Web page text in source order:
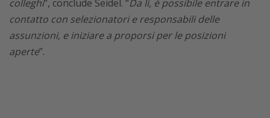
colleghi”, conclude Seidel. “Da lì, è possibile entrare in
contatto con selezionatori e responsabili delle
assunzioni, e iniziare a proporsi per le posizioni
aperte”.